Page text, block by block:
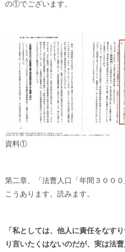
の①でございます。
資料①
第二章、「法曹人口「年間３００
こうあります。読みます。
「私としては、他人に責任をなす
り言いたくはないのだが、実は法